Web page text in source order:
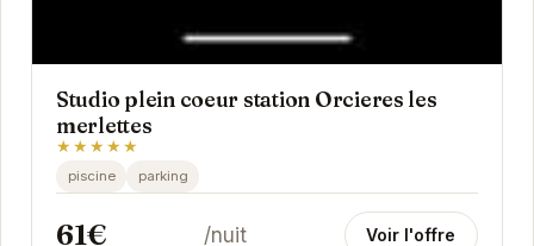
Studio plein coeur station Orcieres les
merlettes
★★★★★
piscine parking
61€ /nuit Voir l'offre